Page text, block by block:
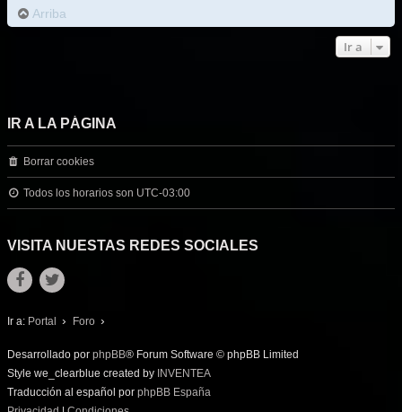
Arriba
Ir a
IR A LA PÁGINA
Borrar cookies
Todos los horarios son UTC-03:00
VISITA NUESTAS REDES SOCIALES
Ir a: Portal Foro
Desarrollado por phpBB® Forum Software © phpBB Limited
Style we_clearblue created by INVENTEA
Traducción al español por phpBB España